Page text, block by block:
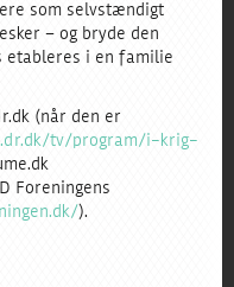
som selvstændigt
– og bryde den
etableres i en familie
(når den er
tv/program/i-krig-
Foreningens
).